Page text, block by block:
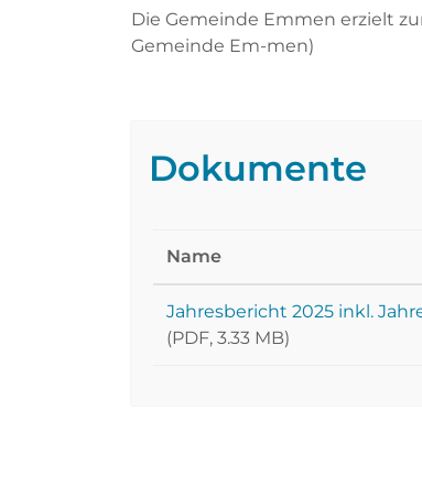
Die Gemeinde Emmen erzielt
Gemeinde Em-men)
Dokumente
Name
Jahresbericht 2025 inkl.
(PDF, 3.33 MB)